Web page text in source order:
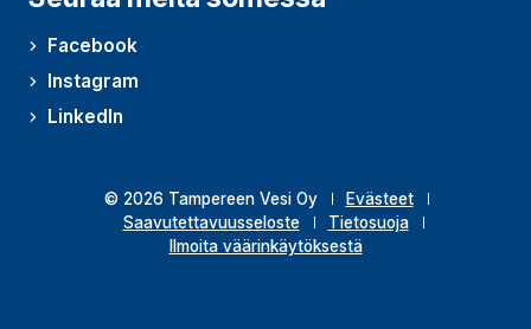
Facebook
Instagram
LinkedIn
© 2026 Tampereen Vesi Oy
Evästeet
Saavutettavuusseloste
Tietosuoja
Ilmoita väärinkäytöksestä